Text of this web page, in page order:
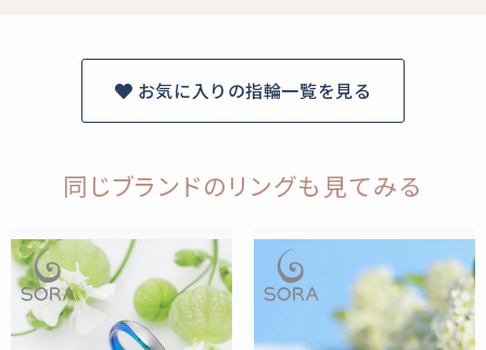
お気に入りの指輪一覧を見る
同じブランドのリングも見てみる